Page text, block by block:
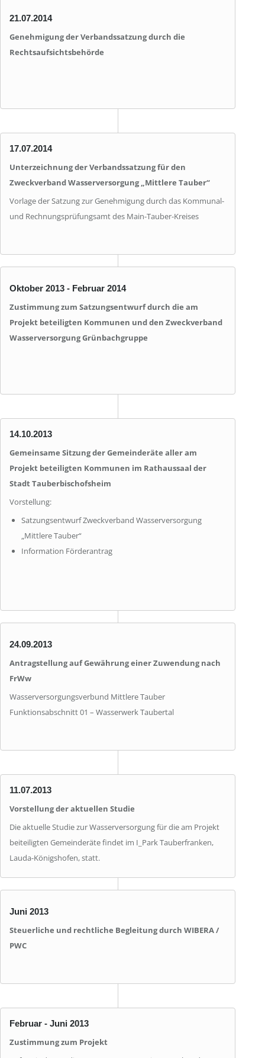
21.07.2014
Genehmigung der Verbandssatzung durch die
Rechtsaufsichtsbehörde
17.07.2014
Unterzeichnung der Verbandssatzung für den
Zweckverband Wasserversorgung „Mittlere Tauber“
Vorlage der Satzung zur Genehmigung durch das Kommunal-
und Rechnungsprüfungsamt des Main-Tauber-Kreises
Oktober 2013 - Februar 2014
Zustimmung zum Satzungsentwurf durch die am
Projekt beteiligten Kommunen und den Zweckverband
Wasserversorgung Grünbachgruppe
14.10.2013
Gemeinsame Sitzung der Gemeinderäte aller am
Projekt beteiligten Kommunen im Rathaussaal der
Stadt Tauberbischofsheim
Vorstellung:
Satzungsentwurf Zweckverband Wasserversorgung
„Mittlere Tauber“
Information Förderantrag
24.09.2013
Antragstellung auf Gewährung einer Zuwendung nach
FrWw
Wasserversorgungsverbund Mittlere Tauber
Funktionsabschnitt 01 – Wasserwerk Taubertal
11.07.2013
Vorstellung der aktuellen Studie
Die aktuelle Studie zur Wasserversorgung für die am Projekt
beiteiligten Gemeinderäte findet im I_Park Tauberfranken,
Lauda-Königshofen, statt.
Juni 2013
Steuerliche und rechtliche Begleitung durch WIBERA /
PWC
Februar - Juni 2013
Zustimmung zum Projekt